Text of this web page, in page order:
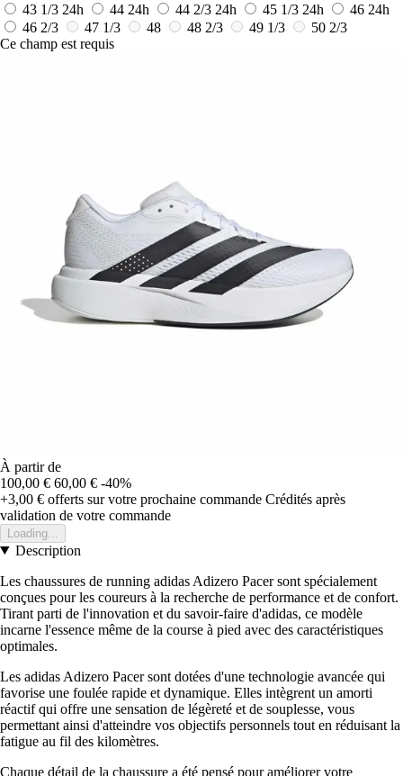
43 1/3 24h 44 24h 44 2/3 24h 45 1/3 24h 46 24h
46 2/3
47 1/3 48 48 2/3 49 1/3
50 2/3
Ce champ est requis
À partir de
100,00 € 60,00 € -40%
+3,00 € offerts sur votre prochaine commande Crédités après
validation de votre commande
Loading...
Description
Les chaussures de running adidas Adizero Pacer sont spécialement
conçues pour les coureurs à la recherche de performance et de confort.
Tirant parti de l'innovation et du savoir-faire d'adidas, ce modèle
incarne l'essence même de la course à pied avec des caractéristiques
optimales.
Les adidas Adizero Pacer sont dotées d'une technologie avancée qui
favorise une foulée rapide et dynamique. Elles intègrent un amorti
réactif qui offre une sensation de légèreté et de souplesse, vous
permettant ainsi d'atteindre vos objectifs personnels tout en réduisant la
fatigue au fil des kilomètres.
Chaque détail de la chaussure a été pensé pour améliorer votre